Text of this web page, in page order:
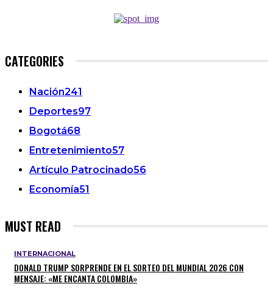
CATEGORIES
Nación241
Deportes97
Bogotá68
Entretenimiento57
Artículo Patrocinado56
Economía51
MUST READ
INTERNACIONAL
DONALD TRUMP SORPRENDE EN EL SORTEO DEL MUNDIAL 2026 CON
MENSAJE: «ME ENCANTA COLOMBIA»